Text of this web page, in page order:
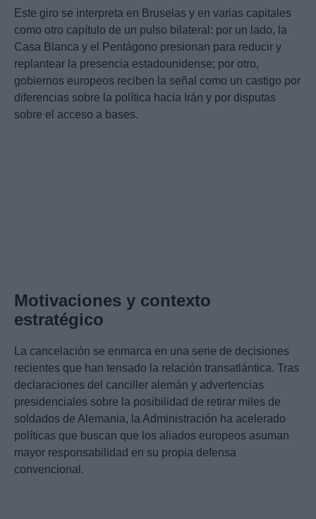
Este giro se interpreta en Bruselas y en varias capitales
como otro capítulo de un pulso bilateral: por un lado, la
Casa Blanca y el Pentágono presionan para reducir y
replantear la presencia estadounidense; por otro,
gobiernos europeos reciben la señal como un castigo por
diferencias sobre la política hacia Irán y por disputas
sobre el acceso a bases.
Motivaciones y contexto
estratégico
La cancelación se enmarca en una serie de decisiones
recientes que han tensado la relación transatlántica. Tras
declaraciones del canciller alemán y advertencias
presidenciales sobre la posibilidad de retirar miles de
soldados de Alemania, la Administración ha acelerado
políticas que buscan que los aliados europeos asuman
mayor responsabilidad en su propia defensa
convencional.